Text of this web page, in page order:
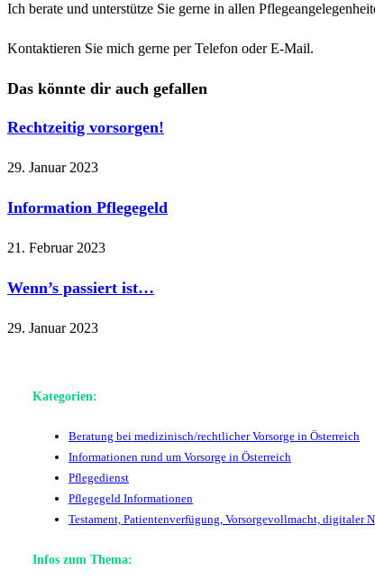
Ich berate und unterstütze Sie gerne in allen
Kontaktieren Sie mich gerne per Telefon oder E-Mail.
Das könnte dir auch gefallen
Rechtzeitig vorsorgen!
29. Januar 2023
Information Pflegegeld
21. Februar 2023
Wenn’s passiert ist…
29. Januar 2023
Kategorien:
Beratung bei medizinisch/rechtlicher Vorsorge in Österreich
Informationen rund um Vorsorge in Österreich
Pflegedienst
Pflegegeld Informationen
Testament, Patientenverfügung, Vorsorgevollmacht, digitaler
Infos zum Thema: